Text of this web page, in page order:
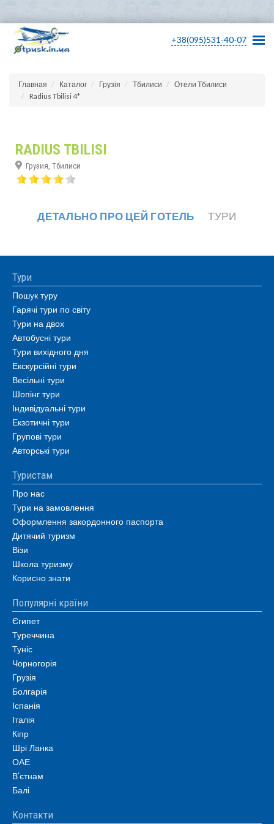
+38(095)531-40-07
Главная Каталог Грузія Тбилиси
Отели Тбилиси
Radius Tbilisi 4*
RADIUS TBILISI
Грузия, Тбилиси
ДЕТАЛЬНО ПРО ЦЕЙ ГОТЕЛЬ ТУРИ
Тури
Пошук туру
Гарячі тури по світу
Тури на двох
Автобусні тури
Тури вихідного дня
Екскурсійні тури
Весільні тури
Шопінг тури
Індивідуальні тури
Екзотичні тури
Групові тури
Авторські тури
Туристам
Про нас
Тури на замовлення
Оформлення закордонного паспорта
Дитячий туризм
Візи
Школа туризму
Корисно знати
Популярні країни
Єгипет
Туреччина
Туніс
Чорногорія
Грузія
Болгарія
Іспанія
Італія
Кіпр
Шрі Ланка
ОАЕ
В’єтнам
Балі
Контакти